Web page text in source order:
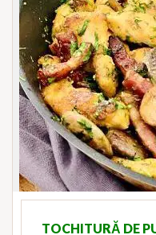
TOCHITURĂ DE